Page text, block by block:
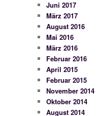
Juni 2017
März 2017
August 2016
Mai 2016
März 2016
Februar 2016
April 2015
Februar 2015
November 2014
Oktober 2014
August 2014